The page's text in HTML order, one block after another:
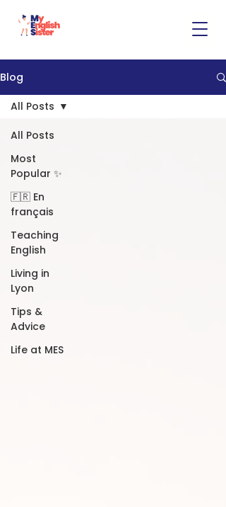
Blog
All Posts
Most
Popular ✨
🇫🇷 En
français
Teaching
English
Living in
Lyon
Tips &
Advice
Life at MES
All Posts